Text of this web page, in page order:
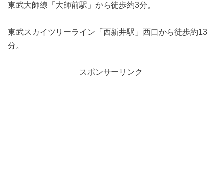
東武大師線「大師前駅」から徒歩約3分。
東武スカイツリーライン「西新井駅」西口から徒歩約13
分。
スポンサーリンク